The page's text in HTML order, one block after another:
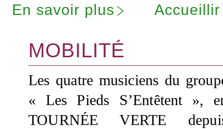
En savoir plus
MOBILITÉ
Les quatre musiciens du
« Les Pieds S’Entêtent »,
TOURNÉE VERTE